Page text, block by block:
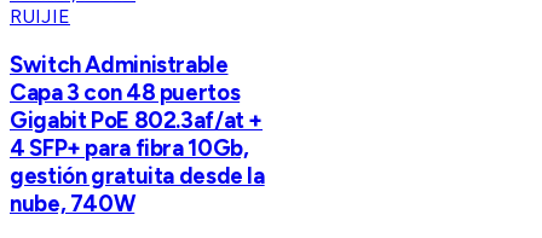
RUIJIE
Switch Administrable
Capa 3 con 48 puertos
Gigabit PoE 802.3af/at +
4 SFP+ para fibra 10Gb,
gestión gratuita desde la
nube, 740W